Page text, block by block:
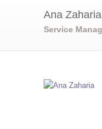
Ana
Service